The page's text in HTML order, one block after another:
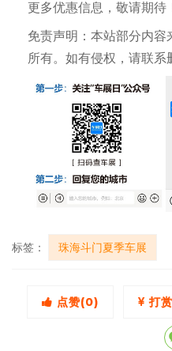
更多优惠信息，敬请期待
免责声明：本站部分内
所有。如有侵权，请联系
标签： 珠海斗门夏季车展
点赞(0) 打赏